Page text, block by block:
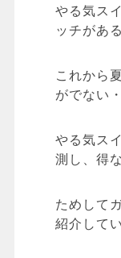
やる気ス
ッチがあ
これから
がでない
やる気ス
測し、得
ためして
紹介して